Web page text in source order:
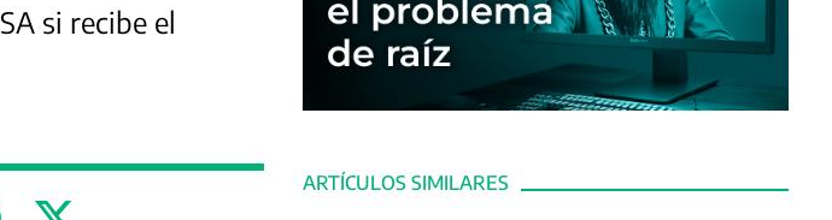
ARTÍCULOS SIMILARES
si recibe el